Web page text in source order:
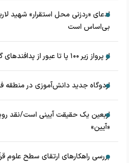
ادعای «ردزنی محل استقرار» شهید
بی‌اساس است
از پرواز زیر ۱۰۰ پا تا عبور از پدافند‌های گسترده دشمن
اردوگاه جدید دانش‌آموزی در
اربعین یک حقیقت آیینی است/نقد
«آیین»
بررسی راهکارهای ارتقای سطح علوم